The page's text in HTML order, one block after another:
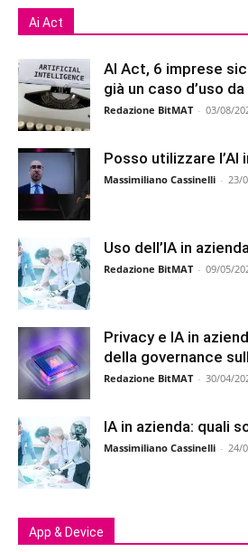
Ai Act
AI Act, 6 imprese
già un caso d’uso
Redazione BitMAT - 03/08/
Posso utilizzare l’AI
Massimiliano Cassinelli - 23/
Uso dell’IA in
Redazione BitMAT - 09/05/
Privacy e IA in
della governance
Redazione BitMAT - 30/04/
IA in azienda: quali
Massimiliano Cassinelli - 24/
App & Device